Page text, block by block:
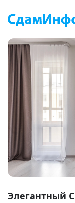
1
Элегантный